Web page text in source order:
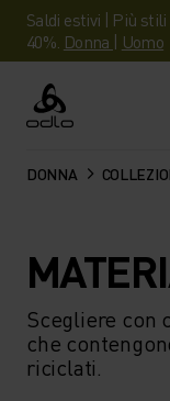
Saldi estivi | Più
40%. Donna | Uomo
Odlo
DONNA
Scegliere con
che
riciclati.